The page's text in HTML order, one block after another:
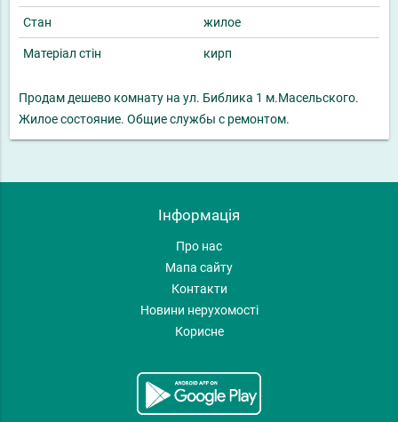
Стан жилое
Матеріал стін кирп
Продам дешево комнату на ул. Библика 1 м.Масельского.
Жилое состояние. Общие службы с ремонтом.
Інформація
Про нас
Мапа сайту
Контакти
Новини нерухомості
Корисне